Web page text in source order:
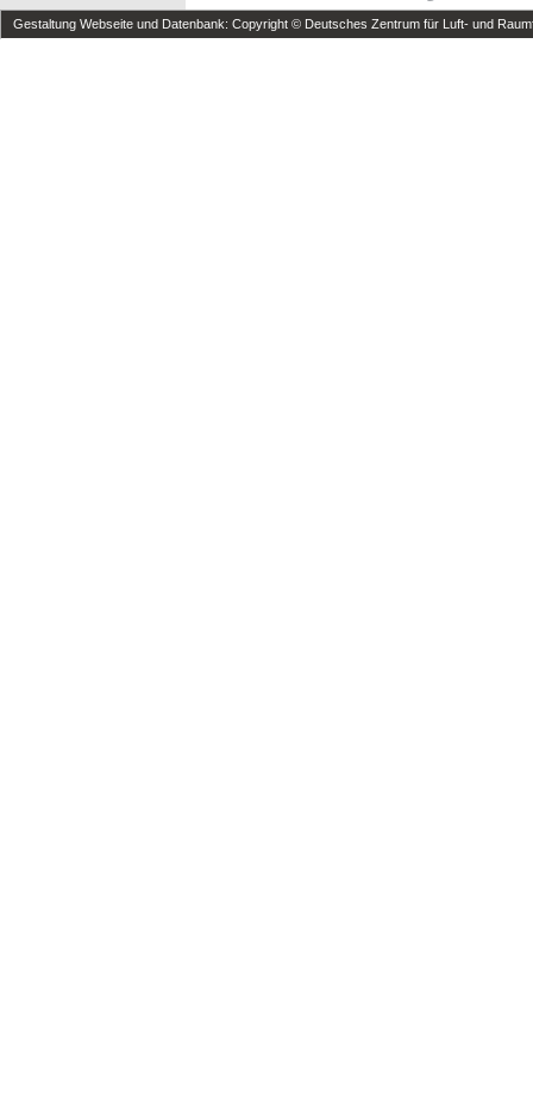
Gestaltung Webseite und Datenbank: Copyright © Deutsches Zentrum für Luft- und